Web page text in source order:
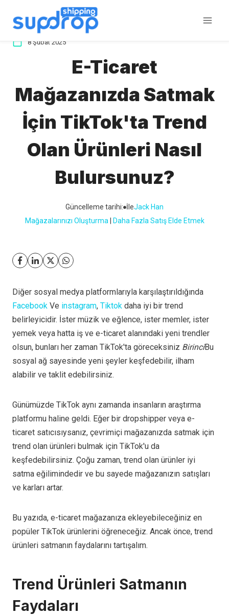
8 Şubat 2025
E-Ticaret
Mağazanızda Satmak
İçin TikTok'ta Trend
Olan Ürünleri Nasıl
Bulursunuz?
Güncelleme tarihi: İleJack Han
Mağazalarınızı Oluşturma
Daha Fazla Satış Elde Etmek
Diğer sosyal medya platformlarıyla karşılaştırıldığında
Facebook Ve instagram, Tiktok daha iyi bir trend
belirleyicidir. İster müzik ve eğlence, ister memler, ister
yemek veya hatta iş ve e-ticaret alanındaki yeni trendler
olsun, bunları her zaman TikTok'ta göreceksiniz BirinciBu
sosyal ağ sayesinde yeni şeyler keşfedebilir, ilham
alabilir ve taklit edebilirsiniz.
Günümüzde TikTok aynı zamanda insanların araştırma
platformu haline geldi. Eğer bir dropshipper veya e-
ticaret satıcısıysanız, çevrimiçi mağazanızda satmak için
trend olan ürünleri bulmak için TikTok'u da
keşfedebilirsiniz. Çoğu zaman, trend olan ürünler iyi
satma eğilimindedir ve bu sayede mağazanızın satışları
ve karları artar.
Bu yazıda, e-ticaret mağazanıza ekleyebileceğiniz en
popüler TikTok ürünlerini öğreneceğiz. Ancak önce, trend
ürünleri satmanın faydalarını tartışalım.
Trend Ürünleri Satmanın
Faydaları